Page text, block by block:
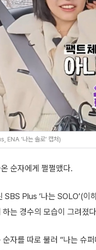
ENA ‘나는 솔로’ 캡처)
순자에게 쩔쩔맸다.
SBS Plus ‘나는 SOLO’(이
하는 경수의 모습이 그려졌
순자를 따로 불러 “나는 슈